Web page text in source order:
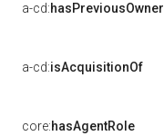
a-cd:hasPreviousOwner
a-cd:isAcquisitionOf
core:hasAgentRole